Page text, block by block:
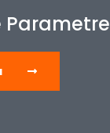
Parametre